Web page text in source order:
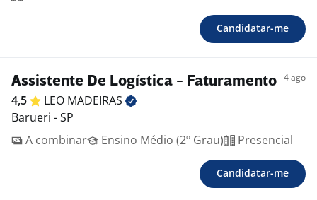
Candidatar-me
Assistente De Logística - Faturamento 4 ago
4,5 LEO MADEIRAS
Barueri - SP
A combinar
Ensino Médio (2º Grau) Presencial
Candidatar-me